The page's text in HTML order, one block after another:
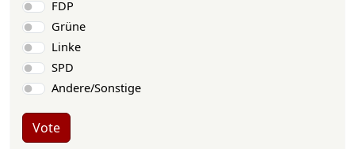
FDP
Grüne
Linke
SPD
Andere/Sonstige
Vote